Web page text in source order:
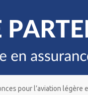
pour l’aviation légère